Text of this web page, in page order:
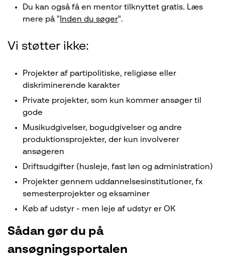
Du kan også få en mentor tilknyttet gratis. Læs
mere på " Inden du søger".
Vi støtter ikke:
Projekter af partipolitiske, religiøse eller
diskriminerende karakter
Private projekter, som kun kommer ansøger til
gode
Musikudgivelser, bogudgivelser og andre
produktionsprojekter, der kun involverer
ansøgeren
Driftsudgifter (husleje, fast løn og administration)
Projekter gennem uddannelsesinstitutioner, fx
semesterprojekter og eksaminer
Køb af udstyr - men leje af udstyr er OK
Sådan gør du på
ansøgningsportalen